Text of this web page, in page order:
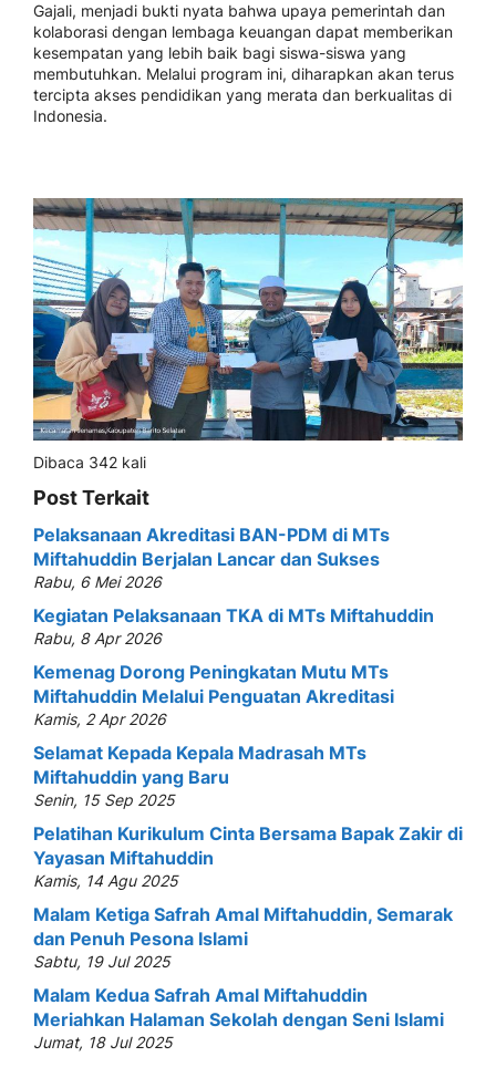
Gajali, menjadi bukti nyata bahwa upaya pemerintah dan
kolaborasi dengan lembaga keuangan dapat memberikan
kesempatan yang lebih baik bagi siswa-siswa yang
membutuhkan. Melalui program ini, diharapkan akan terus
tercipta akses pendidikan yang merata dan berkualitas di
Indonesia.
Dibaca 342 kali
Post Terkait
Pelaksanaan Akreditasi BAN-PDM di MTs
Miftahuddin Berjalan Lancar dan Sukses
Rabu, 6 Mei 2026
Kegiatan Pelaksanaan TKA di MTs Miftahuddin
Rabu, 8 Apr 2026
Kemenag Dorong Peningkatan Mutu MTs
Miftahuddin Melalui Penguatan Akreditasi
Kamis, 2 Apr 2026
Selamat Kepada Kepala Madrasah MTs
Miftahuddin yang Baru
Senin, 15 Sep 2025
Pelatihan Kurikulum Cinta Bersama Bapak Zakir di
Yayasan Miftahuddin
Kamis, 14 Agu 2025
Malam Ketiga Safrah Amal Miftahuddin, Semarak
dan Penuh Pesona Islami
Sabtu, 19 Jul 2025
Malam Kedua Safrah Amal Miftahuddin
Meriahkan Halaman Sekolah dengan Seni Islami
Jumat, 18 Jul 2025